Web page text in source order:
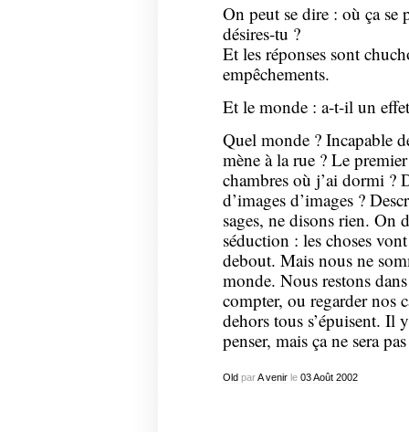
On peut se dire : où ça se
désires-tu ?
Et les réponses sont
empêchements.
Et le monde : a-t-il un
Quel monde ? Incapable
mène à la rue ? Le
chambres où j’ai dormi ?
d’images d’images ?
sages, ne disons rien. On
séduction : les choses
debout. Mais nous ne
monde. Nous restons
compter, ou regarder nos
dehors tous s’épuisent. Il
penser, mais ça ne sera
OldparA venirle 03 Août 2002